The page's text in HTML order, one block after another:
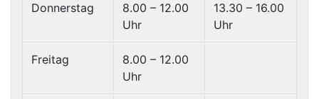
Donnerstag
8.00 – 12.00
Uhr
13.30 – 16.00
Uhr
Freitag
8.00 – 12.00
Uhr